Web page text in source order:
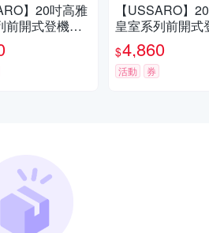
】20吋高雅
前開式登機箱/
李箱(4色可選)-
【USSARO】
皇室系列前開式
旅行箱/行李箱(黃)
$4,860
活動 券